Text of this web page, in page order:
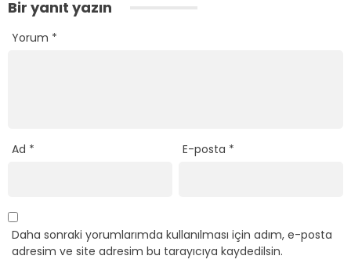
Bir yanıt yazın
Yorum *
Ad * E-posta *
Daha sonraki yorumlarımda kullanılması için adım, e-posta
adresim ve site adresim bu tarayıcıya kaydedilsin.